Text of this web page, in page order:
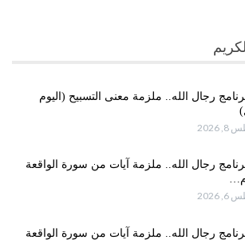
رجال الله.. ملزمة معنى التسبيح (اليوم
رجال الله.. ملزمة آيات من سورة الواقعة
2026
رجال الله.. ملزمة آيات من سورة الواقعة